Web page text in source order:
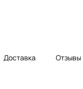
Доставка Отзывы